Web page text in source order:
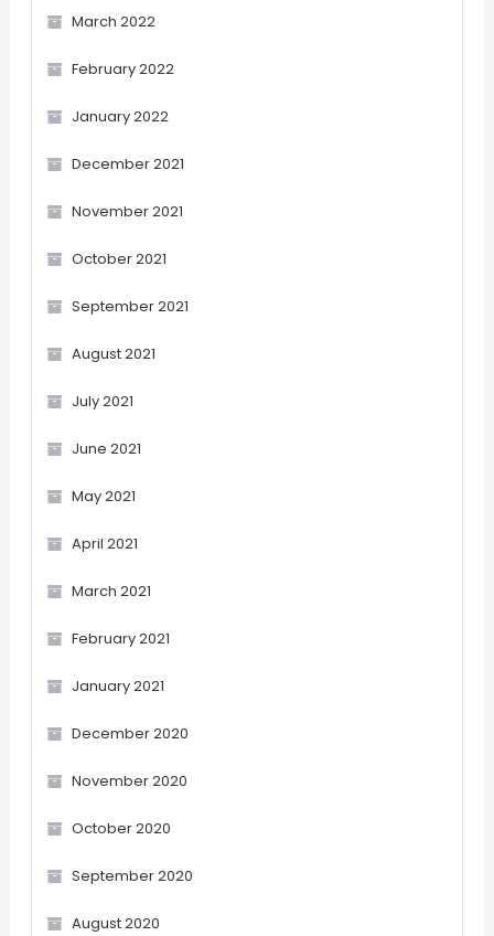
March 2022
February 2022
January 2022
December 2021
November 2021
October 2021
September 2021
August 2021
July 2021
June 2021
May 2021
April 2021
March 2021
February 2021
January 2021
December 2020
November 2020
October 2020
September 2020
August 2020